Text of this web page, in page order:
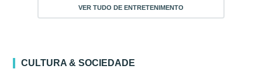
VER TUDO DE ENTRETENIMENTO
CULTURA & SOCIEDADE